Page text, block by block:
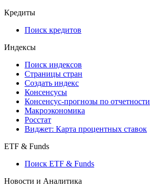
Кредиты
Поиск кредитов
Индексы
Поиск индексов
Страницы стран
Создать индекс
Консенсусы
Консенсус-прогнозы по отчетности
Макроэкономика
Росстат
Виджет: Карта процентных ставок
ETF & Funds
Поиск ETF & Funds
Новости и Аналитика